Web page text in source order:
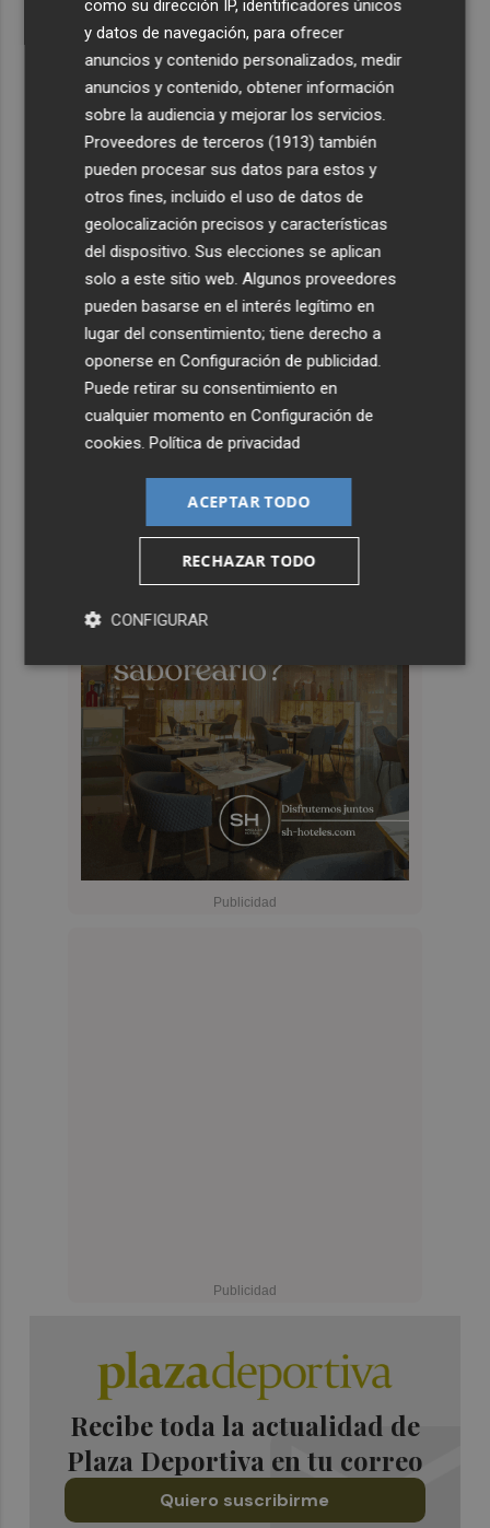
Recibe toda la actualidad de
Plaza Deportiva en tu correo
Quiero suscribirme
como su dirección IP, identificadores únicos
y datos de navegación, para ofrecer
anuncios y contenido personalizados, medir
anuncios y contenido, obtener información
sobre la audiencia y mejorar los servicios.
Proveedores de terceros (1913) también
pueden procesar sus datos para estos y
otros fines, incluido el uso de datos de
geolocalización precisos y características
del dispositivo. Sus elecciones se aplican
solo a este sitio web. Algunos proveedores
pueden basarse en el interés legítimo en
lugar del consentimiento; tiene derecho a
oponerse enConfiguración de publicidad
Puede retirar su consentimiento en
cualquier momento enConfiguración de
cookies .Política de privacidad
ACEPTAR TODO
RECHAZAR TODO
CONFIGURAR